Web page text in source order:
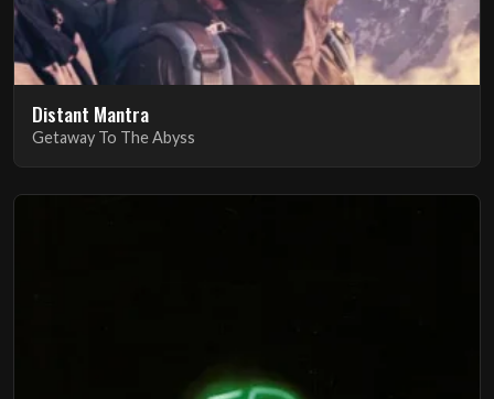
Distant Mantra
Getaway To The Abyss